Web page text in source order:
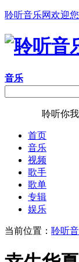
聆听音乐网欢迎您
音乐
聆听你
首页
音乐
视频
歌手
歌单
专辑
娱乐
当前位置： 聆听